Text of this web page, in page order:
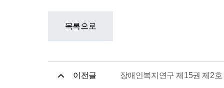
목록으로
이전글 장애인복지연구 제15권 제2호